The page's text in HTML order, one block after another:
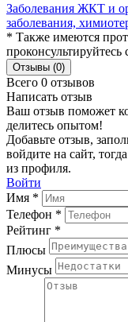
Заболевания ЖКТ и
заболевания,
* Также имеются
Отзывы (0)
Всего 0 отзывов
Написать отзыв
Ваш отзыв поможет
делитесь опытом!
Добавьте отзыв,
войдите на сайт,
из профиля.
Войти
Имя *
Телефон *
Рейтинг *
Плюсы
Минусы